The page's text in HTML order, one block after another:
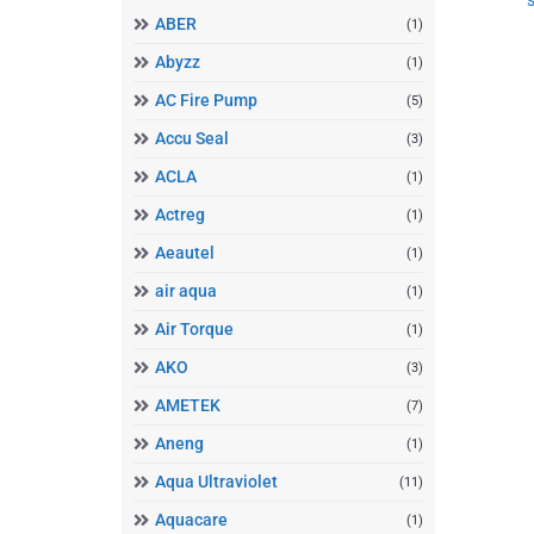
ABER (1)
Abyzz (1)
AC Fire Pump (5)
Accu Seal (3)
ACLA (1)
Actreg (1)
Aeautel (1)
air aqua (1)
Air Torque (1)
AKO (3)
AMETEK (7)
Aneng (1)
Aqua Ultraviolet (11)
Aquacare (1)